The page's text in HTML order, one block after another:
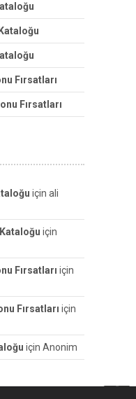
Fırsatları
Fırsatları
için ali
için
Fırsatları için
Fırsatları için
için Anonim